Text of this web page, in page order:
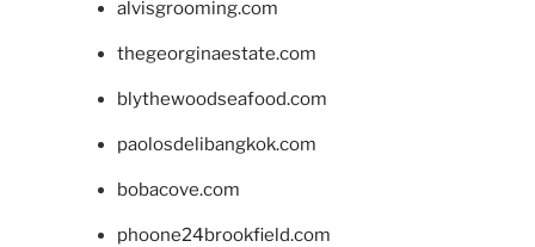
alvisgrooming.com
thegeorginaestate.com
blythewoodseafood.com
paolosdelibangkok.com
bobacove.com
phoone24brookfield.com